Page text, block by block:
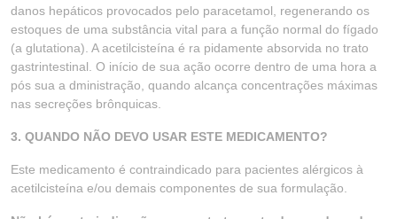
danos hepáticos provocados pelo paracetamol, regenerando os
estoques de uma substância vital para a função normal do fígado
(a glutationa). A acetilcisteína é ra pidamente absorvida no trato
gastrintestinal. O início de sua ação ocorre dentro de uma hora a
pós sua a dministração, quando alcança concentrações máximas
nas secreções brônquicas.
3. QUANDO NÃO DEVO USAR ESTE MEDICAMENTO?
Este medicamento é contraindicado para pacientes alérgicos à
acetilcisteína e/ou demais componentes de sua formulação.